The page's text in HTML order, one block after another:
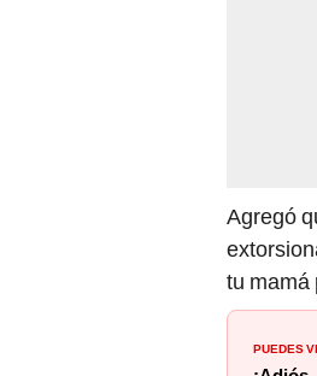
Agregó
tu mamá
PUEDES